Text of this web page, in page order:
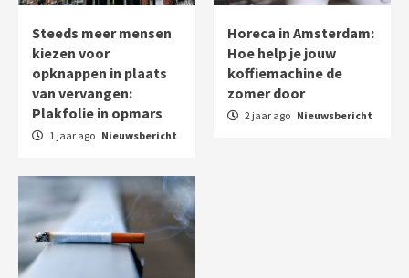
Steeds meer mensen
kiezen voor
opknappen in plaats
van vervangen:
Plakfolie in opmars
1 jaar ago Nieuwsbericht
Horeca in Amsterdam:
Hoe help je jouw
koffiemachine de
zomer door
2 jaar ago Nieuwsbericht